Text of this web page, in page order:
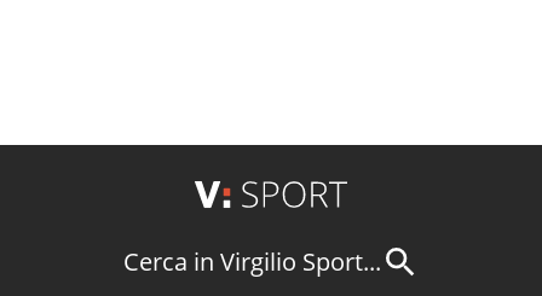
Cerca in Virgilio Sport...